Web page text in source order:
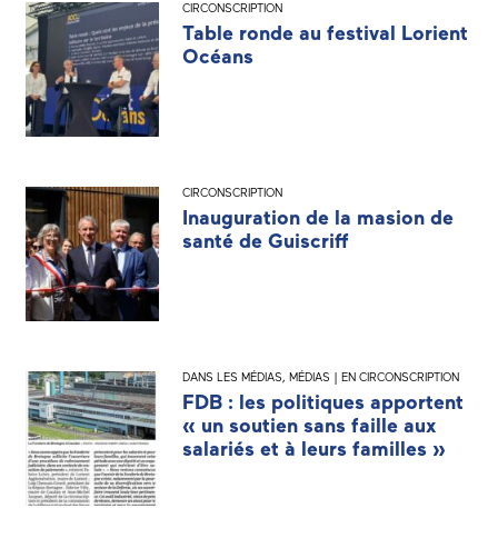
CIRCONSCRIPTION
Table ronde au festival Lorient
Océans
CIRCONSCRIPTION
Inauguration de la masion de
santé de Guiscriff
DANS LES MÉDIAS, MÉDIAS | EN CIRCONSCRIPTION
FDB : les politiques apportent
« un soutien sans faille aux
salariés et à leurs familles »